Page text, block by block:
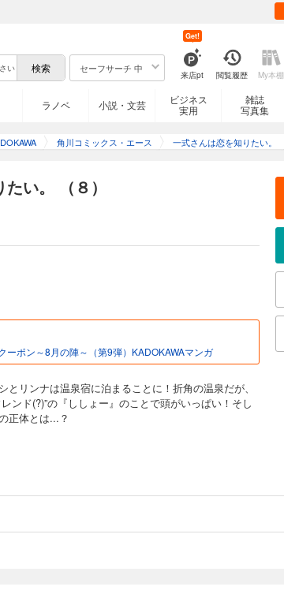
セーフサーチ 中
来店pt
Get!
閲覧履歴 My本棚
ラノベ 小説・文芸
ビジネス
実用
雑誌
写真集
角川コミックス・エース 一式さんは恋を知りたい。
い。 （８）
ーポン～8月の陣～（第9弾）KADOKAWAマンガ
とリンナは温泉宿に泊まることに！折角の温泉だが、
ンド(?)”の『ししょー』のことで頭がいっぱい！そし
正体とは...？